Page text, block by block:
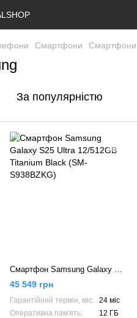
Смартфони
За популярністю
Смартфон Samsung Galaxy S25 Ultra 12/512GB Titanium Black (SM-S938BZKG)
45 549 грн
Гарантійний термін, міс.
24 міс
Оперативна пам'ять:
12 ГБ